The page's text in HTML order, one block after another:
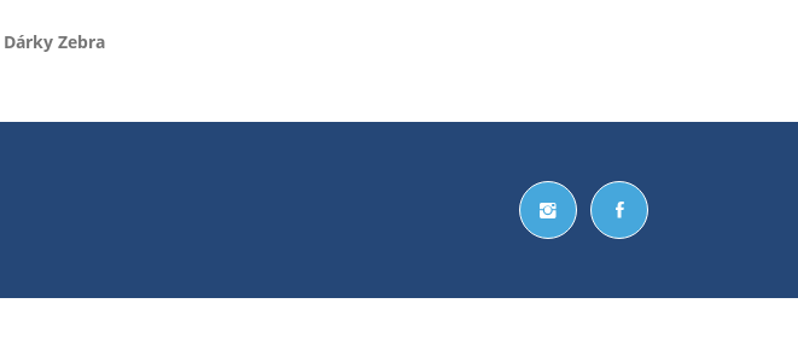
Dárky Zebra